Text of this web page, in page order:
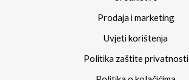
Prodaja i marketing
Uvjeti korištenja
Politika zaštite privatnosti